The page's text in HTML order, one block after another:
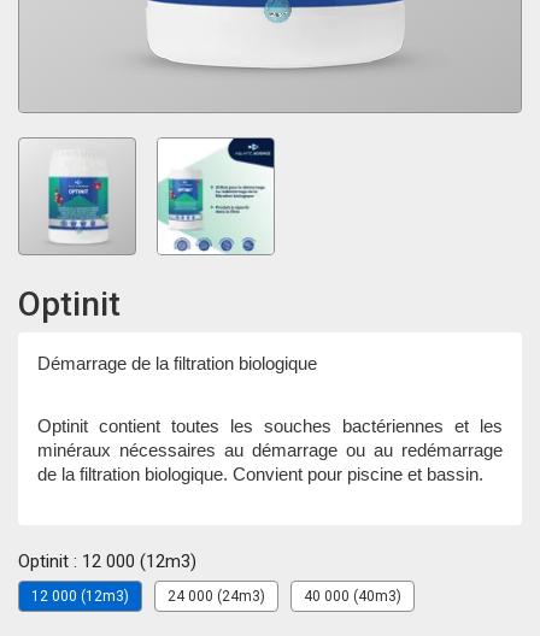
Optinit
Démarrage de la filtration biologique
Optinit contient toutes les souches bactériennes et les
minéraux nécessaires au démarrage ou au redémarrage
de la filtration biologique. Convient pour piscine et bassin.
Optinit : 12 000 (12m3)
12 000 (12m3) 24 000 (24m3) 40 000 (40m3)